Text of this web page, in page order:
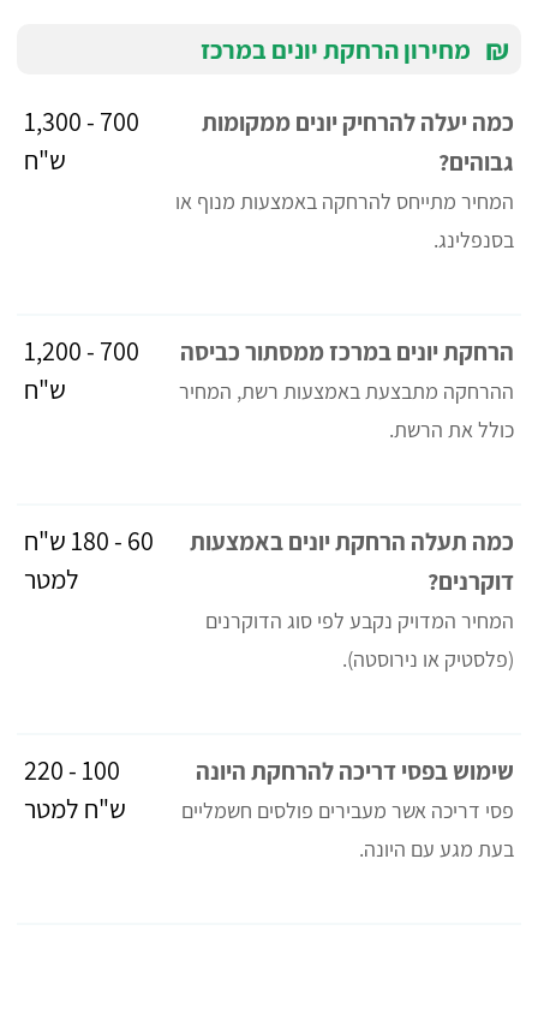
₪ מחירון הרחקת יונים במרכז
כמה יעלה להרחיק יונים ממקומות
גבוהים?
המחיר מתייחס להרחקה באמצעות מנוף או
בסנפלינג.
700 - 1,300
ש"ח
הרחקת יונים במרכז ממסתור כביסה
ההרחקה מתבצעת באמצעות רשת, המחיר
כולל את הרשת.
700 - 1,200
ש"ח
כמה תעלה הרחקת יונים באמצעות
דוקרנים?
המחיר המדויק נקבע לפי סוג הדוקרנים
(פלסטיק או נירוסטה).
60 - 180 ש"ח
למטר
שימוש בפסי דריכה להרחקת היונה
פסי דריכה אשר מעבירים פולסים חשמליים
בעת מגע עם היונה.
100 - 220
ש"ח למטר